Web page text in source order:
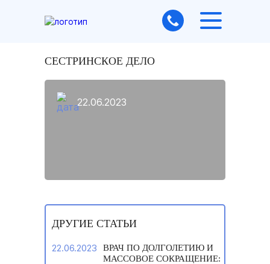
СЕСТРИНСКОЕ ДЕЛО
22.06.2023
ДРУГИЕ СТАТЬИ
22.06.2023
ВРАЧ ПО ДОЛГОЛЕТИЮ И
МАССОВОЕ СОКРАЩЕНИЕ: